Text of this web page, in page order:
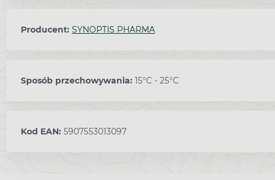
Producent: SYNOPTIS PHARMA
Sposób przechowywania: 15°C - 25°C
Kod EAN: 5907553013097